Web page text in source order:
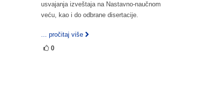
usvajanja izveštaja na Nastavno-naučnom
veću, kao i do odbrane disertacije.
... pročitaj više
0